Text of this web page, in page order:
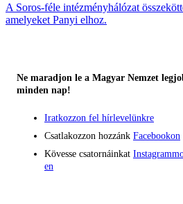
A Soros-féle intézményhálózat
amelyeket Panyi elhoz.
Ne maradjon le a Magyar Nemzet
minden nap!
Iratkozzon fel hírlevelünkre
Csatlakozzon hozzánk Facebookon
Kövesse csatornáinkat
en